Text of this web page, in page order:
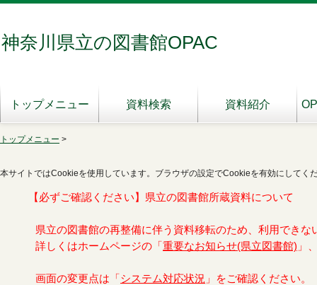
神奈川県立の図書館OPAC
トップメニュー 資料検索 資料紹介
トップメニュー >
本サイトではCookieを使用しています。ブラウザの設定でCookieを有効にしてく
【必ずご確認ください】県立の図書館所蔵資料について
県立の図書館の再整備に伴う資料移転のため、利用できな
詳しくはホームページの「 重要なお知らせ(県立図書館) 」
画面の変更点は「 システム対応状況 」をご確認ください。